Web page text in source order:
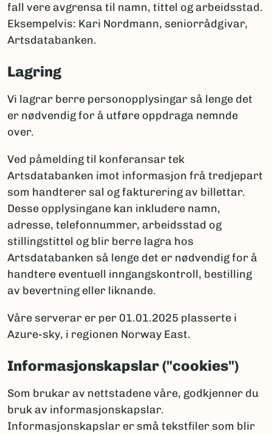
fall vere avgrensa til namn, tittel og arbeidsstad.
Eksempelvis: Kari Nordmann, seniorrådgivar,
Artsdatabanken.
Lagring
Vi lagrar berre personopplysingar så lenge det
er nødvendig for å utføre oppdraga nemnde
over.
Ved påmelding til konferansar tek
Artsdatabanken imot informasjon frå tredjepart
som handterer sal og fakturering av billettar.
Desse opplysingane kan inkludere namn,
adresse, telefonnummer, arbeidsstad og
stillingstittel og blir berre lagra hos
Artsdatabanken så lenge det er nødvendig for å
handtere eventuell inngangskontroll, bestilling
av bevertning eller liknande.
Våre serverar er per 01.01.2025 plasserte i
Azure-sky, i regionen Norway East.
Informasjonskapslar ("cookies")
Som brukar av nettstadene våre, godkjenner du
bruk av informasjonskapslar.
Informasjonskapslar er små tekstfiler som blir